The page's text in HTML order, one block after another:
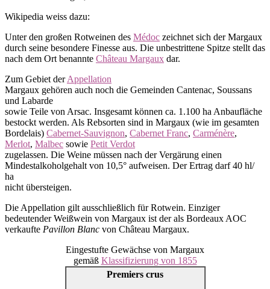
Wikipedia weiss dazu:
Unter den großen Rotweinen des Médoc zeichnet sich der Margaux
durch seine besondere Finesse aus. Die unbestrittene Spitze stellt das
nach dem Ort benannte Château Margaux dar.
Zum Gebiet derAppellation
Margaux gehören auch noch die Gemeinden Cantenac, Soussans
und Labarde
sowie Teile von Arsac. Insgesamt können ca. 1.100 ha Anbaufläche
bestockt werden. Als Rebsorten sind in Margaux (wie im gesamten
Bordelais) Cabernet-Sauvignon, Cabernet Franc, Carménère,
Merlot, Malbec sowie Petit Verdot
zugelassen. Die Weine müssen nach der Vergärung einen
Mindestalkoholgehalt von 10,5° aufweisen. Der Ertrag darf 40 hl/
ha
nicht übersteigen.
Die Appellation gilt ausschließlich für Rotwein. Einziger
bedeutender Weißwein von Margaux ist der als Bordeaux AOC
verkaufte Pavillon Blanc von Château Margaux.
Eingestufte Gewächse von Margaux
gemäß Klassifizierung von 1855
Premiers crus